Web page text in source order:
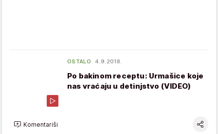
OSTALO 4.9.2018.
Po bakinom receptu: Urmašice koje
nas vraćaju u detinjstvo (VIDEO)
Komentariši